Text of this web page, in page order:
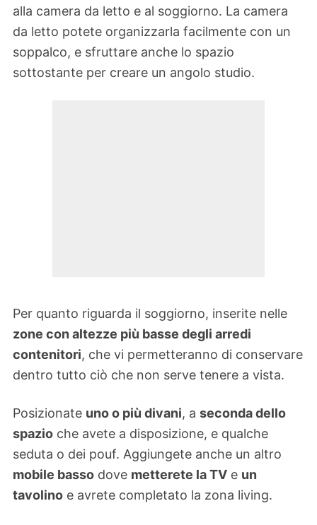
alla camera da letto e al soggiorno. La camera
da letto potete organizzarla facilmente con un
soppalco, e sfruttare anche lo spazio
sottostante per creare un angolo studio.
Per quanto riguarda il soggiorno, inserite nelle
zone con altezze più basse degli arredi
contenitori, che vi permetteranno di conservare
dentro tutto ciò che non serve tenere a vista.
Posizionate uno o più divani, a seconda dello
spazio che avete a disposizione, e qualche
seduta o dei pouf. Aggiungete anche un altro
mobile basso dove metterete la TV e un
tavolino e avrete completato la zona living.